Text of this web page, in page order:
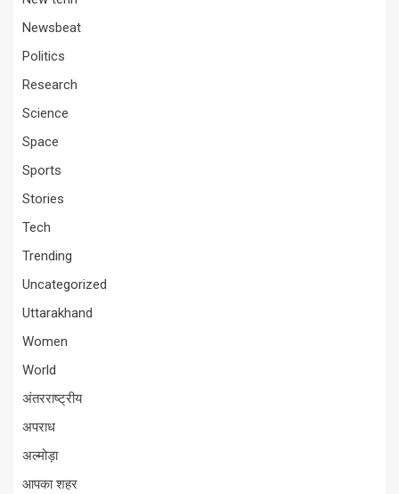
Newsbeat
Politics
Research
Science
Space
Sports
Stories
Tech
Trending
Uncategorized
Uttarakhand
Women
World
अंतरराष्ट्रीय
अपराध
अल्मोड़ा
आपका शहर